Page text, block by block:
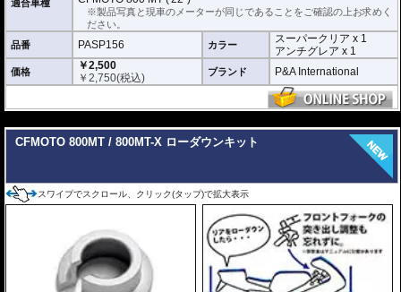
スーパークリア :耐摩耗性が非常に高く、
透明性の高いフィルム。貼り付けてしまう
とメーターになじみ、フィルムの存在がほ
とんどわからなくなります。
アンチグレア :
陽光などによる反射を軽減。視認性の低下
を防ぎ、メーターを読み取りやすくしま
取付キット付属 :
取り付けに便利なクリー
ニングクロス、細かい埃も除去する粘着シート、気泡の混入を防ぎ、きれいに
またこのフィルムは 多少の気泡なら数時間から２日ほどで自然に気泡が消える
優れもの。満足のいく取付が容易になりました。
シリコーン系粘着材を採用し、メーターを痛めることがありません。フィルム
を剥がせば、元通りの状態になります。
適合車種
※製品写真と現車のメーターが同じであることをご確認の上お求めく
ださい。
品番
PASP156 カラー
スーパークリア x 1
アンチグレア x 1
価格
￥2,500
￥2,750(税込) ブランド P&A International
CFMOTO 800MT / 800MT-X ローダウンキット
スワイプでスクロール、クリック(タップ)で拡大表示